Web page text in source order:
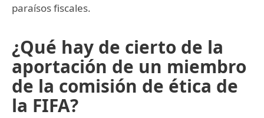
paraísos fiscales.
¿Qué hay de cierto de la
aportación de un miembro
de la comisión de ética de
la FIFA?